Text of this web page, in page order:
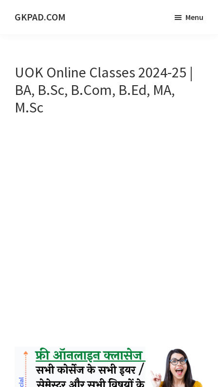
GKPAD.COM
PORTAL
Menu
UOK Online Classes 2024-25 |
BA, B.Sc, B.Com, B.Ed, MA,
M.Sc